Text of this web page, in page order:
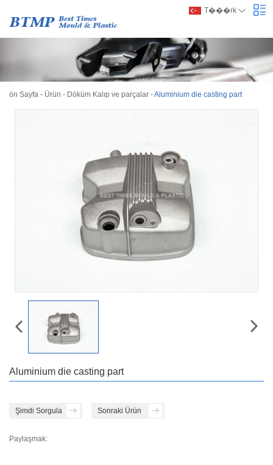
T���rk
ön Sayfa - Ürün - Döküm Kalıp ve parçalar -Aluminium die casting part
Aluminium die casting part
Şimdi Sorgula Sonraki Ürün
Paylaşmak: